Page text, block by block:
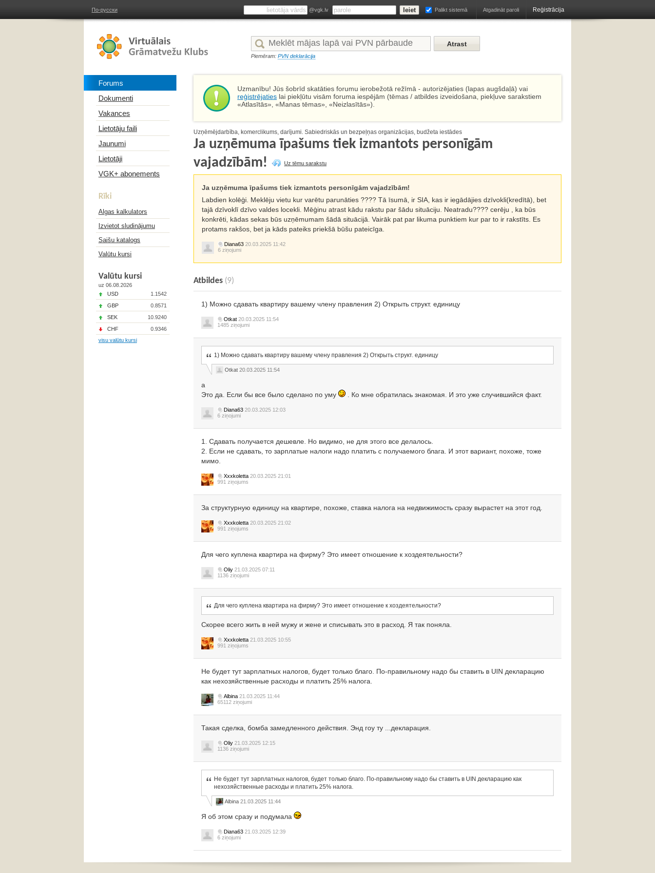
По-русски Atgadināt paroli Reģistrācija
@vgk.lv Palikt sistemā
Piemēram: PVN deklarācija
Forums
Dokumenti
Vakances
Lietotāju faili
Jaunumi
Lietotāji
VGK+ abonements
Rīki
Algas kalkulators
Izvietot sludinājumu
Saišu katalogs
Valūtu kursi
Valūtu kursi
uz 06.08.2026
USD
1.1542
GBP
0.8571
SEK
10.9240
CHF
0.9346
visu valūtu kursi
Uzmanību! Jūs šobrīd skatāties forumu ierobežotā režīmā - autorizējaties (lapas augšdaļā) vai
reģistrējaties lai piekļūtu visām foruma iespējām (tēmas / atbildes izveidošana, piekļuve sarakstiem
«Atlasītās», «Manas tēmas», «Neizlasītās»).
Uzņēmējdarbība, komerclikums, darījumi. Sabiedriskās un bezpeļņas organizācijas, budžeta iestādes
Ja uzņēmuma īpašums tiek izmantots personīgām
vajadzībām!
Uz tēmu sarakstu
Ja uzņēmuma īpašums tiek izmantots personīgām vajadzībām!
Labdien kolēģi. Meklēju vietu kur varētu parunāties ???? Tā īsumā, ir SIA, kas ir iegādājies dzīvokli(kredītā), bet
tajā dzīvoklī dzīvo valdes locekli. Mēģinu atrast kādu rakstu par šādu situāciju. Neatradu???? cerēju , ka būs
konkrēti, kādas sekas būs uzņēmumam šādā situācijā. Vairāk pat par likuma punktiem kur par to ir rakstīts. Es
protams rakšos, bet ja kāds pateiks priekšā būšu pateicīga.
Diana63 20.03.2025 11:42
6 ziņojumi
Atbildes (9)
1) Можно сдавать квартиру вашему члену правления 2) Открыть структ. единицу
Otkat 20.03.2025 11:54
1485 ziņojumi
1) Можно сдавать квартиру вашему члену правления 2) Открыть структ. единицу
Otkat 20.03.2025 11:54
а
Это да. Если бы все было сделано по уму
. Ко мне обратилась знакомая. И это уже случившийся факт.
Diana63 20.03.2025 12:03
6 ziņojumi
1. Сдавать получается дешевле. Но видимо, не для этого все делалось.
2. Если не сдавать, то зарплатые налоги надо платить с получаемого блага. И этот вариант, похоже, тоже
мимо.
Xxxkoletta 20.03.2025 21:01
991 ziņojums
За структурную единицу на квартире, похоже, ставка налога на недвижимость сразу вырастет на этот год.
Xxxkoletta 20.03.2025 21:02
991 ziņojums
Для чего куплена квартира на фирму? Это имеет отношение к хоздеятельности?
Oliy 21.03.2025 07:11
1136 ziņojumi
Для чего куплена квартира на фирму? Это имеет отношение к хоздеятельности?
Скорее всего жить в ней мужу и жене и списывать это в расход. Я так поняла.
Xxxkoletta 21.03.2025 10:55
991 ziņojums
Не будет тут зарплатных налогов, будет только благо. По-правильному надо бы ставить в UIN декларацию
как нехозяйственные расходы и платить 25% налога.
Albina 21.03.2025 11:44
65112 ziņojumi
Такая сделка, бомба замедленного действия. Энд гоу ту ...декларация.
Oliy 21.03.2025 12:15
1136 ziņojumi
Не будет тут зарплатных налогов, будет только благо. По-правильному надо бы ставить в UIN декларацию как
нехозяйственные расходы и платить 25% налога.
Albina 21.03.2025 11:44
Я об этом сразу и подумала
Diana63 21.03.2025 12:39
6 ziņojumi